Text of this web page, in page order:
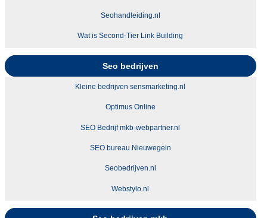
Seohandleiding.nl
Wat is Second-Tier Link Building
Seo bedrijven
Kleine bedrijven sensmarketing.nl
Optimus Online
SEO Bedrijf mkb-webpartner.nl
SEO bureau Nieuwegein
Seobedrijven.nl
Webstylo.nl